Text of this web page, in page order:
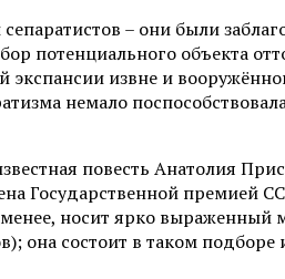
– они были
потенциального объекта
извне и
немало
повесть Анатолия
Государственной премией
носит ярко
она состоит в таком подборе